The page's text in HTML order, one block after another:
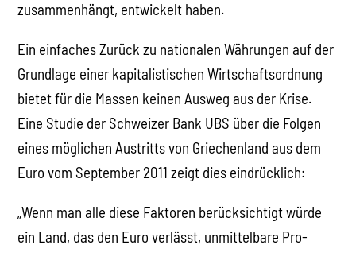
zusammenhängt, entwickelt haben.
Ein einfaches Zurück zu nationalen Währungen auf der
Grundlage einer kapitalistischen Wirtschaftsordnung
bietet für die Massen keinen Ausweg aus der Krise.
Eine Studie der Schweizer Bank UBS über die Folgen
eines möglichen Austritts von Griechenland aus dem
Euro vom September 2011 zeigt dies eindrücklich:
„Wenn man alle diese Faktoren berücksichtigt würde
ein Land, das den Euro verlässt, unmittelbare Pro-